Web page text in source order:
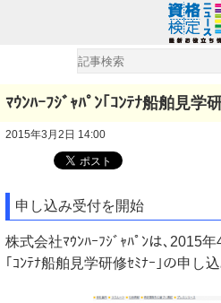
ﾏｳﾝﾊｰﾌｼﾞｬﾊﾟﾝ｢ｺﾝﾃﾅ船舶見学
2015年3月2日 14:00
申し込み受付を開始
株式会社ﾏｳﾝﾊｰﾌｼﾞｬﾊﾟﾝは､2015
｢ｺﾝﾃﾅ船舶見学研修ｾﾐﾅｰ｣の申し